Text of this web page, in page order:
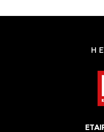
Η